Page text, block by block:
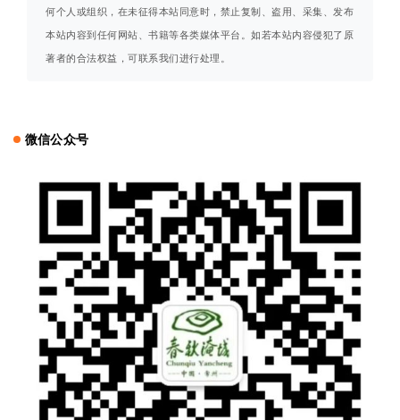
何个人或组织，在未征得本站同意时，禁止复制、盗用、采集、发布
本站内容到任何网站、书籍等各类媒体平台。如若本站内容侵犯了原
著者的合法权益，可联系我们进行处理。
微信公众号